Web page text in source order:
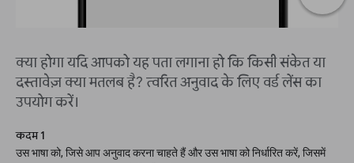
क्या होगा यदि आपको यह पता लगाना हो कि किसी संकेत या
दस्तावेज़ क्या मतलब है? त्वरित अनुवाद के लिए वर्ड लेंस का
उपयोग करें।
कदम 1
उस भाषा को, जिसे आप अनुवाद करना चाहते हैं और उस भाषा को निर्धारित करें, जिसमें